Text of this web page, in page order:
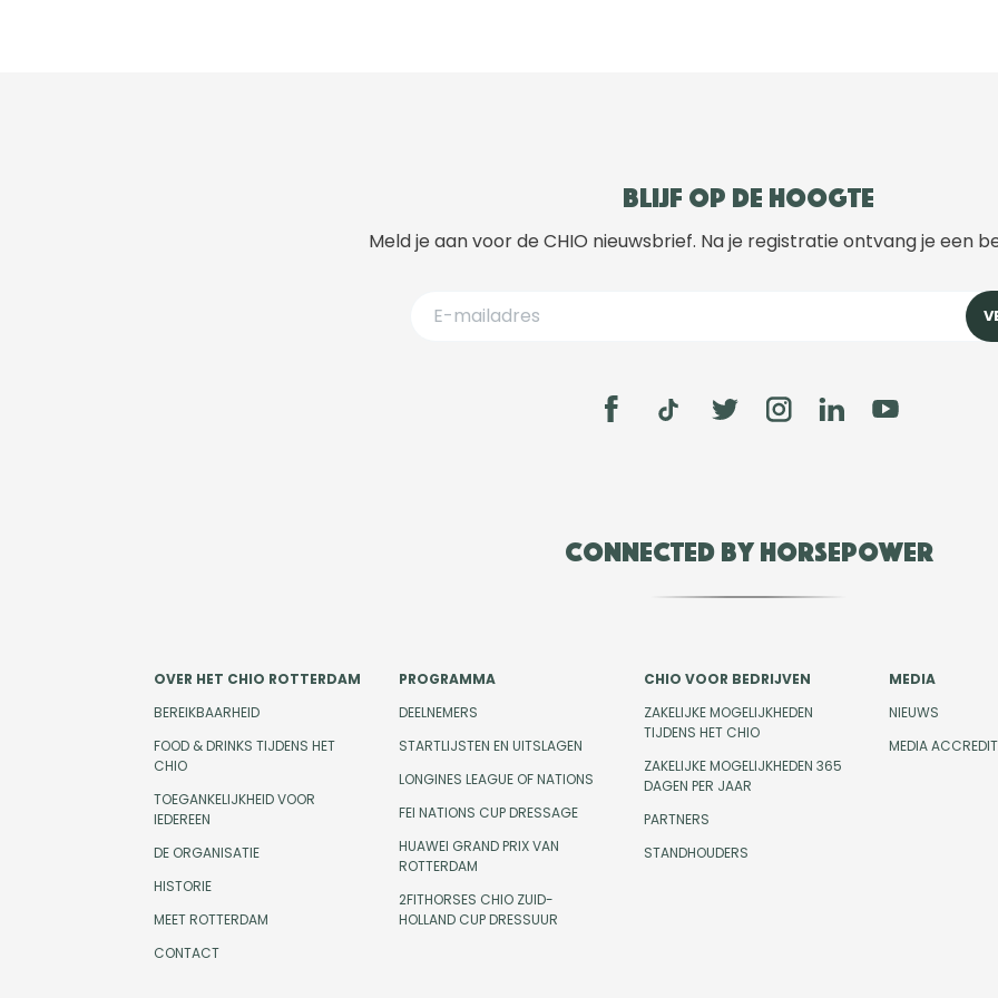
Blijf op de hoogte
Meld je aan voor de CHIO nieuwsbrief. Na je registratie ontvang je een
Connected by Horsepower
OVER HET CHIO ROTTERDAM
BEREIKBAARHEID
FOOD & DRINKS TIJDENS HET
CHIO
TOEGANKELIJKHEID VOOR
IEDEREEN
DE ORGANISATIE
HISTORIE
MEET ROTTERDAM
CONTACT
PROGRAMMA
DEELNEMERS
STARTLIJSTEN EN UITSLAGEN
LONGINES LEAGUE OF NATIONS
FEI NATIONS CUP DRESSAGE
HUAWEI GRAND PRIX VAN
ROTTERDAM
2FITHORSES CHIO ZUID-
HOLLAND CUP DRESSUUR
CHIO VOOR BEDRIJVEN
ZAKELIJKE MOGELIJKHEDEN
TIJDENS HET CHIO
ZAKELIJKE MOGELIJKHEDEN 365
DAGEN PER JAAR
PARTNERS
STANDHOUDERS
MEDIA
NIEUWS
MEDIA